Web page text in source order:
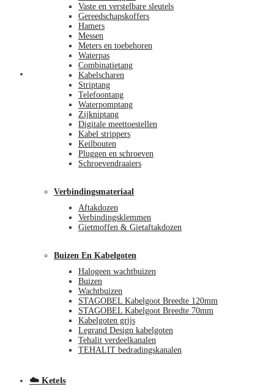
Vaste en verstelbare sleutels
Gereedschapskoffers
Hamers
Messen
Meters en toebehoren
Waterpas
Combinatietang
Kabelscharen
Striptang
Telefoontang
Waterpomptang
Zijkniptang
Digitale meettoestellen
Kabel strippers
Keilbouten
Pluggen en schroeven
Schroevendraaiers
Verbindingsmateriaal
Aftakdozen
Verbindingsklemmen
Gietmoffen & Gietaftakdozen
Buizen En Kabelgoten
Halogeen wachtbuizen
Buizen
Wachtbuizen
STAGOBEL Kabelgoot Breedte 120mm
STAGOBEL Kabelgoot Breedte 70mm
Kabelgoten grijs
Legrand Design kabelgoten
Tehalit verdeelkanalen
TEHALIT bedradingskanalen
☁️ Ketels